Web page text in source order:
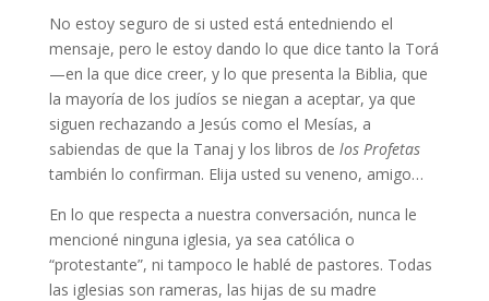
No estoy seguro de si usted está entedniendo el
mensaje, pero le estoy dando lo que dice tanto la Torá
—en la que dice creer, y lo que presenta la Biblia, que
la mayoría de los judíos se niegan a aceptar, ya que
siguen rechazando a Jesús como el Mesías, a
sabiendas de que la Tanaj y los libros de los Profetas
también lo confirman. Elija usted su veneno, amigo…
En lo que respecta a nuestra conversación, nunca le
mencioné ninguna iglesia, ya sea católica o
“protestante”, ni tampoco le hablé de pastores. Todas
las iglesias son rameras, las hijas de su madre